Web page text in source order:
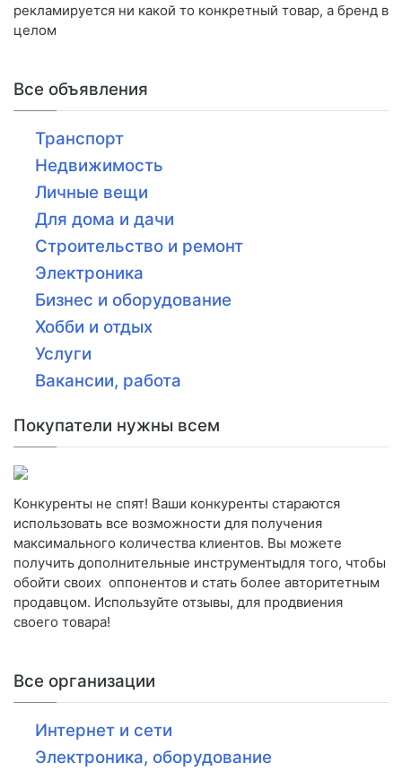
рекламируется ни какой то конкретный товар, а бренд в
целом
Все объявления
Транспорт
Недвижимость
Личные вещи
Для дома и дачи
Строительство и ремонт
Электроника
Бизнес и оборудование
Хобби и отдых
Услуги
Вакансии, работа
Покупатели нужны всем
Конкуренты не спят! Ваши конкуренты стараются
использовать все возможности для получения
максимального количества клиентов. Вы можете
получить дополнительные инструментыдля того, чтобы
обойти своих оппонентов и стать более авторитетным
продавцом. Используйте отзывы, для продвиения
своего товара!
Все организации
Интернет и сети
Электроника, оборудование